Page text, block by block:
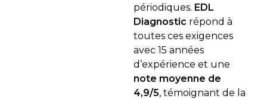
périodiques. EDL
Diagnostic répond à
toutes ces exigences
avec 15 années
d’expérience et une
note moyenne de
4,9/5, témoignant de la